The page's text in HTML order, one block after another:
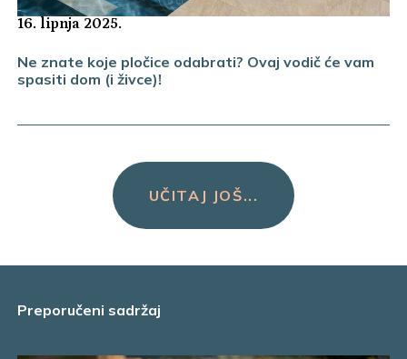
16. lipnja 2025.
Ne znate koje pločice odabrati? Ovaj vodič će vam
spasiti dom (i živce)!
UČITAJ JOŠ...
Preporučeni sadržaj